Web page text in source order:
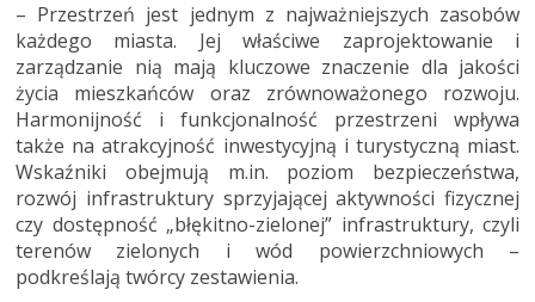
– Przestrzeń jest jednym z najważniejszych zasobów
każdego miasta. Jej właściwe zaprojektowanie i
zarządzanie nią mają kluczowe znaczenie dla jakości
życia mieszkańców oraz zrównoważonego rozwoju.
Harmonijność i funkcjonalność przestrzeni wpływa
także na atrakcyjność inwestycyjną i turystyczną miast.
Wskaźniki obejmują m.in. poziom bezpieczeństwa,
rozwój infrastruktury sprzyjającej aktywności fizycznej
czy dostępność „błękitno-zielonej” infrastruktury, czyli
terenów zielonych i wód powierzchniowych –
podkreślają twórcy zestawienia.